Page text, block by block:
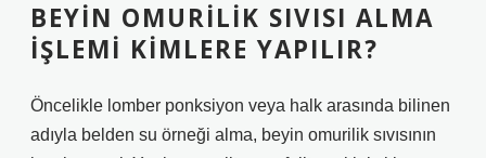
BEYIN OMURILIK SIVISI ALMA
IŞLEMI KIMLERE YAPILIR?
Öncelikle lomber ponksiyon veya halk arasında bilinen
adıyla belden su örneği alma, beyin omurilik sıvısının